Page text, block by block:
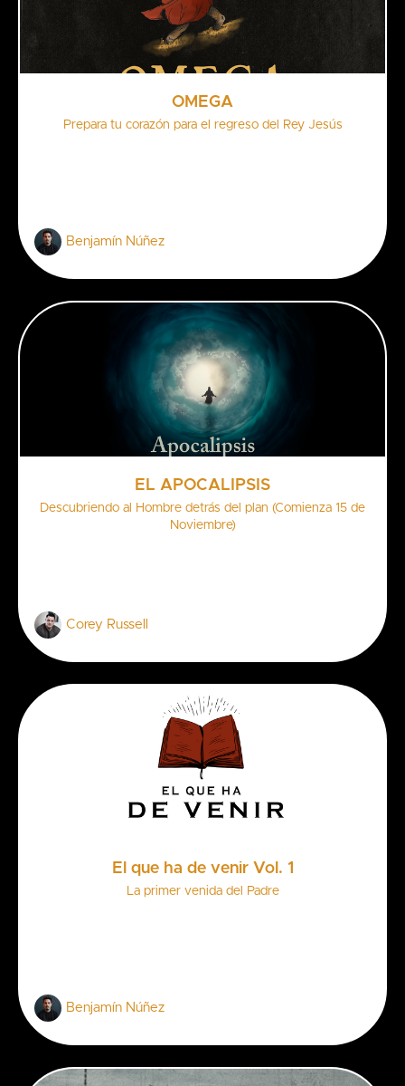
OMEGA
Prepara tu corazón para el regreso del Rey Jesús
Benjamín Núñez
EL APOCALIPSIS
Descubriendo al Hombre detrás del plan (Comienza 15 de
Noviembre)
Corey Russell
El que ha de venir Vol. 1
La primer venida del Padre
Benjamín Núñez